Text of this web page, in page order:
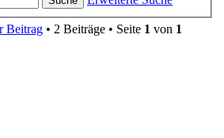
Beitrag • 2 Beiträge • Seite 1 von 1